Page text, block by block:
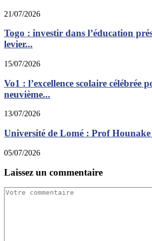
21/07/2026
Togo : investir dans l’éducation
levier...
15/07/2026
Vo1 : l’excellence scolaire célébrée
neuvième...
13/07/2026
Université de Lomé : Prof
05/07/2026
Laissez un commentaire